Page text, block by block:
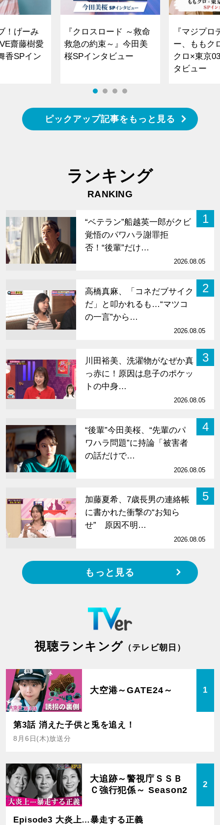
！げーみ
齋藤樹愛
香SPイン
『クロスロード ～救命
救急の約束～』今田美
桜SPインタビュー
『マジプロ
ー、ももク
クロ×東京
タビュー
ピックアップ記事をもっと見る
ランキング
RANKING
1
“ベテラン”船越英一郎がクビ
覚悟のパワハラ謝罪拒
否！“後輩”だけ…
2026.08.05
2
高橋真麻、「コネだブサイク
だ」と叩かれるも…“マツコ
の一言”から…
2026.08.05
3
川田裕美、洗濯物がなぜか真
っ赤に！原因は息子のポケッ
トの中身…
2026.08.05
4
“後輩”今田美桜、“先輩のパ
ワハラ問題”に持論「被害者
の話だけで…
2026.08.05
5
加藤夏希、7歳長男の連絡帳
に書かれた衝撃の“お知ら
せ” 原因不明…
2026.08.05
もっと見る
視聴ランキング （テレビ朝日）
大空港～GATE24～ 1
第3話 消えた子供と兎を追え！
8月6日(木)放送分
大追跡～警視庁ＳＳＢ
Ｃ強行犯係～ Season2
2
Episode3 大炎上…暴走する正義